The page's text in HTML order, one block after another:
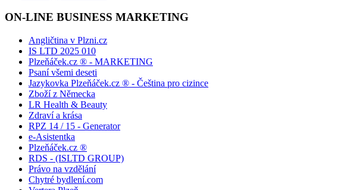
ON-LINE BUSINESS MARKETING
Angličtina v Plzni.cz
IS LTD 2025 010
Plzeňáček.cz ® - MARKETING
Psaní všemi deseti
Jazykovka Plzeňáček.cz ® - Čeština pro cizince
Zboží z Německa
LR Health & Beauty
Zdraví a krása
RPZ 14 / 15 - Generator
e-Asistentka
Plzeňáček.cz ®
RDS - (ISLTD GROUP)
Právo na vzdělání
Chytré bydlení.com